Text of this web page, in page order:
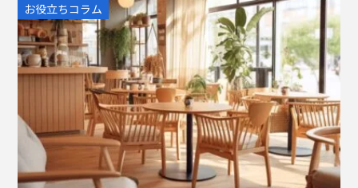
お役立ちコラム